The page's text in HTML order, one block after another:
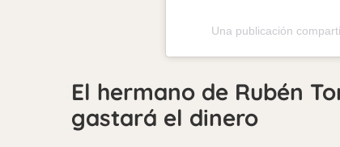
Una publicación
El hermano de Rubén
gastará el dinero